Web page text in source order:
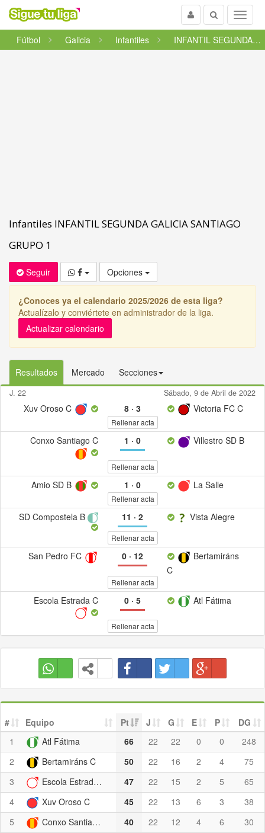
Menu
Buscar
Usuario
Fútbol
Galicia Infantiles INFANTIL SEGUNDA GALICIA SANTI...
Infantiles INFANTIL SEGUNDA GALICIA SANTIAGO
GRUPO 1
Seguir Opciones
¿Conoces ya el calendario 2025/2026 de esta liga?
Actualízalo y conviértete en administrador de la liga.
Actualizar calendario
Resultados Mercado Secciones
J. 22 Sábado, 9 de Abril de 2022
Xuv Oroso C 8· 3 Victoria FC C
Rellenar acta
Conxo Santiago C 1 · 0 Villestro SD B
Rellenar acta
Amio SD B 1 · 0 La Salle
Rellenar acta
SD Compostela B 11 · 2 Vista Alegre
Rellenar acta
San Pedro FC 0· 12
Bertamiráns
C
Rellenar acta
Escola Estrada C 0· 5 Atl Fátima
Rellenar acta
# Equipo Pt J G E P
DG
1
Atl Fátima 66 22 22 0 0
248
2
Bertamiráns C 50 22 16 2 4
75
3
Escola Estrada C 47 22 15 2 5
65
4
Xuv Oroso C 45 22 13 6 3
38
5
Conxo Santiago C 40 22 12 4 6
30